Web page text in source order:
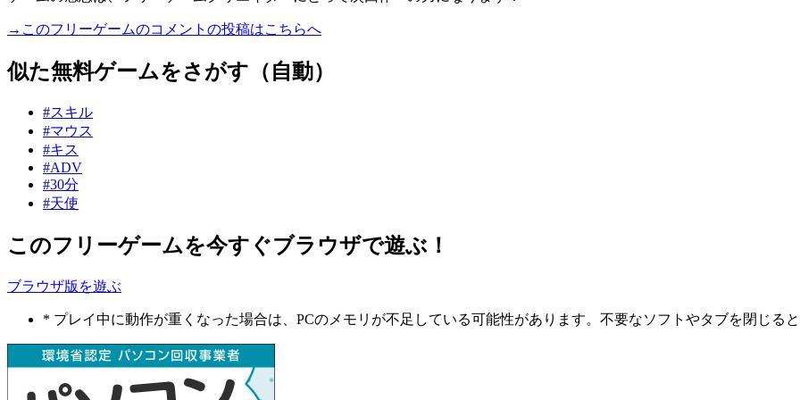
→このフリーゲームのコメントの投稿はこちらへ
似た無料ゲームをさがす（自動）
#スキル
#マウス
#キス
#ADV
#30分
#天使
このフリーゲームを今すぐブラウザで遊ぶ！
ブラウザ版を遊ぶ
* プレイ中に動作が重くなった場合は、PCのメモリが不足している可能性があります。不要なソフトやタブを閉じると